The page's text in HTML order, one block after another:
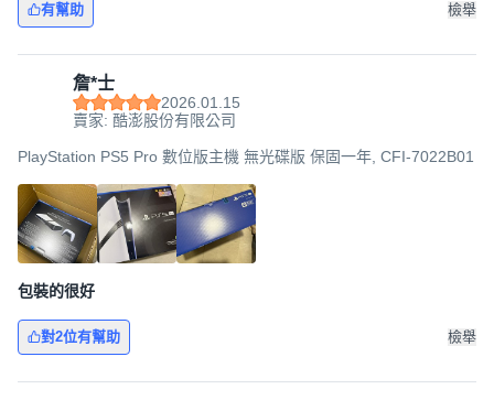
有幫助 檢舉
詹*士
2026.01.15
賣家: 酷澎股份有限公司
PlayStation PS5 Pro 數位版主機 無光碟版 保固一年, CFI-7022B01
包裝的很好
對2位有幫助 檢舉